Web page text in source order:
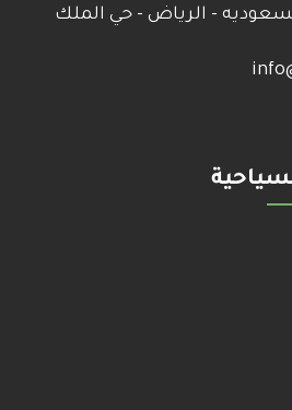
- الرياض - حي الملك